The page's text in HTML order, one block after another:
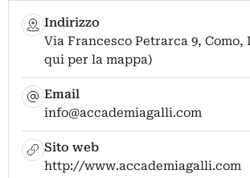
Indirizzo
Via Francesco Petrarca 9,
qui per la mappa)
Email
info@accademiagalli.com
Sito web
http://www.accademiagalli.com